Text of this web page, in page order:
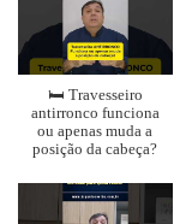
🛏️ Travesseiro
antirronco funciona
ou apenas muda a
posição da cabeça?